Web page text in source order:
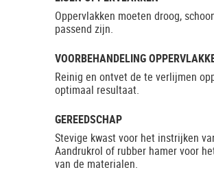
Oppervlakken moeten droog,
passend zijn.
VOORBEHANDELING
Reinig en ontvet de te verlijmen
optimaal resultaat.
GEREEDSCHAP
Stevige kwast voor het instrijken
Aandrukrol of rubber hamer voor
van de materialen.